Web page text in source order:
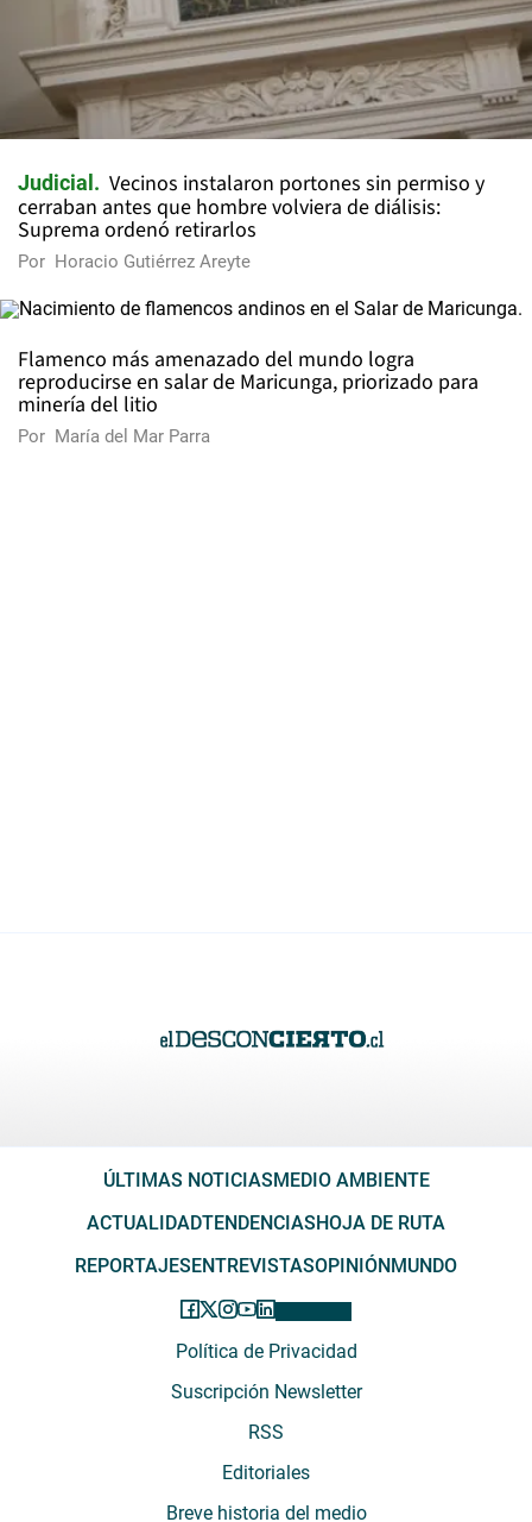
Judicial
Vecinos instalaron portones sin permiso y
cerraban antes que hombre volviera de diálisis:
Suprema ordenó retirarlos
Por Horacio Gutiérrez Areyte
Flamenco más amenazado del mundo logra
reproducirse en salar de Maricunga, priorizado para
minería del litio
Por María del Mar Parra
ÚLTIMAS NOTICIASMEDIO AMBIENTE
ACTUALIDADTENDENCIASHOJA DE RUTA
REPORTAJESENTREVISTASOPINIÓNMUNDO
Política de Privacidad
Suscripción Newsletter
RSS
Editoriales
Breve historia del medio